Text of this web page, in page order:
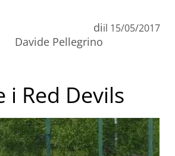
di
Davide Pellegrino
il 15/05/2017
Red Devils